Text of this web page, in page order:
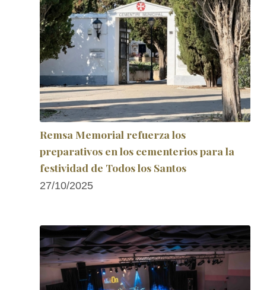
Remsa Memorial refuerza los
preparativos en los cementerios para la
festividad de Todos los Santos
27/10/2025